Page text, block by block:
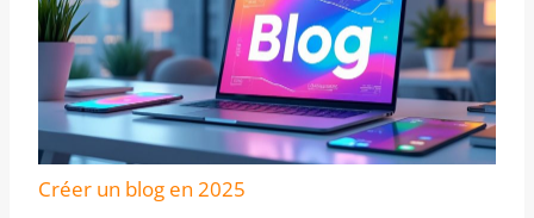
Créer un blog en 2025